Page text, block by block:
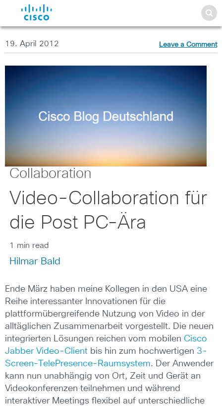
19. April 2012 Leave a Comment
Collaboration
Video-Collaboration für
die Post PC-Ära
1 min read
Hilmar Bald
Ende März haben meine Kollegen in den USA eine
Reihe interessanter Innovationen für die
plattformübergreifende Nutzung von Video in der
alltäglichen Zusammenarbeit vorgestellt. Die neuen
integrierten Lösungen reichen vom mobilen Cisco
Jabber Video-Client bis hin zum hochwertigen 3-
Screen-TelePresence-Raumsystem. Der Anwender
kann nun unabhängig von Ort, Zeit und Gerät an
Videokonferenzen teilnehmen und während
interaktiver Meetings flexibel auf unterschiedliche